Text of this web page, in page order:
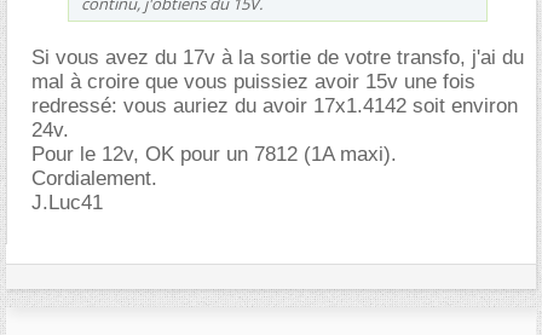
Si vous avez du 17v à la sortie de votre transfo, j'ai du
mal à croire que vous puissiez avoir 15v une fois
redressé: vous auriez du avoir 17x1.4142 soit environ
24v.
Pour le 12v, OK pour un 7812 (1A maxi).
Cordialement.
J.Luc41